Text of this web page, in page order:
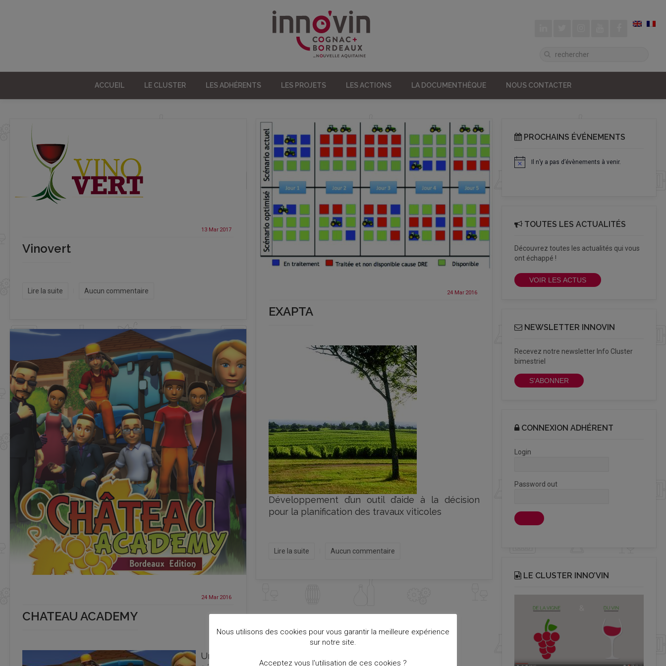
ACCUEIL LE CLUSTER LES ADHÉRENTS LES PROJETS LES ACTIONS LA DOCUMENTHÈQUE NOUS CONTACTER
13 Mar 2017
Vinovert
Lire la suite Aucun commentaire
24 Mar 2016
CHATEAU ACADEMY
Un
24 Mar 2016
EXAPTA
Développement d’un outil d’aide à la décision
pour la planification des travaux viticoles
Lire la suite Aucun commentaire
PROCHAINS ÉVÉNEMENTS
Notice Il n’y a pas d’évènements à venir.
TOUTES LES ACTUALITÉS
Découvrez toutes les actualités qui vous
ont échappé !
VOIR LES ACTUS
NEWSLETTER INNOVIN
Recevez notre newsletter Info Cluster
bimestriel
S'ABONNER
CONNEXION ADHÉRENT
Login
Password out
LE CLUSTER INNO’VIN
Nous utilisons des cookies pour vous garantir la meilleure expérience
sur notre site.
Acceptez vous l'utilisation de ces cookies ?